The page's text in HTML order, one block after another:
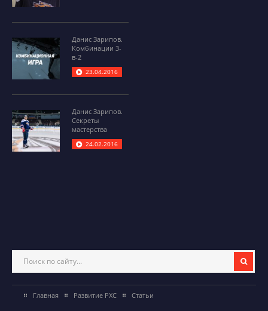
Данис Зарипов.
Комбинации 3-
в-2
23.04.2016
Данис Зарипов.
Секреты
мастерства
24.02.2016
Главная Развитие РХС Статьи